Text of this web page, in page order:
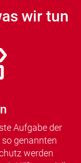
wir tun
Aufgabe der
so genannten
werden